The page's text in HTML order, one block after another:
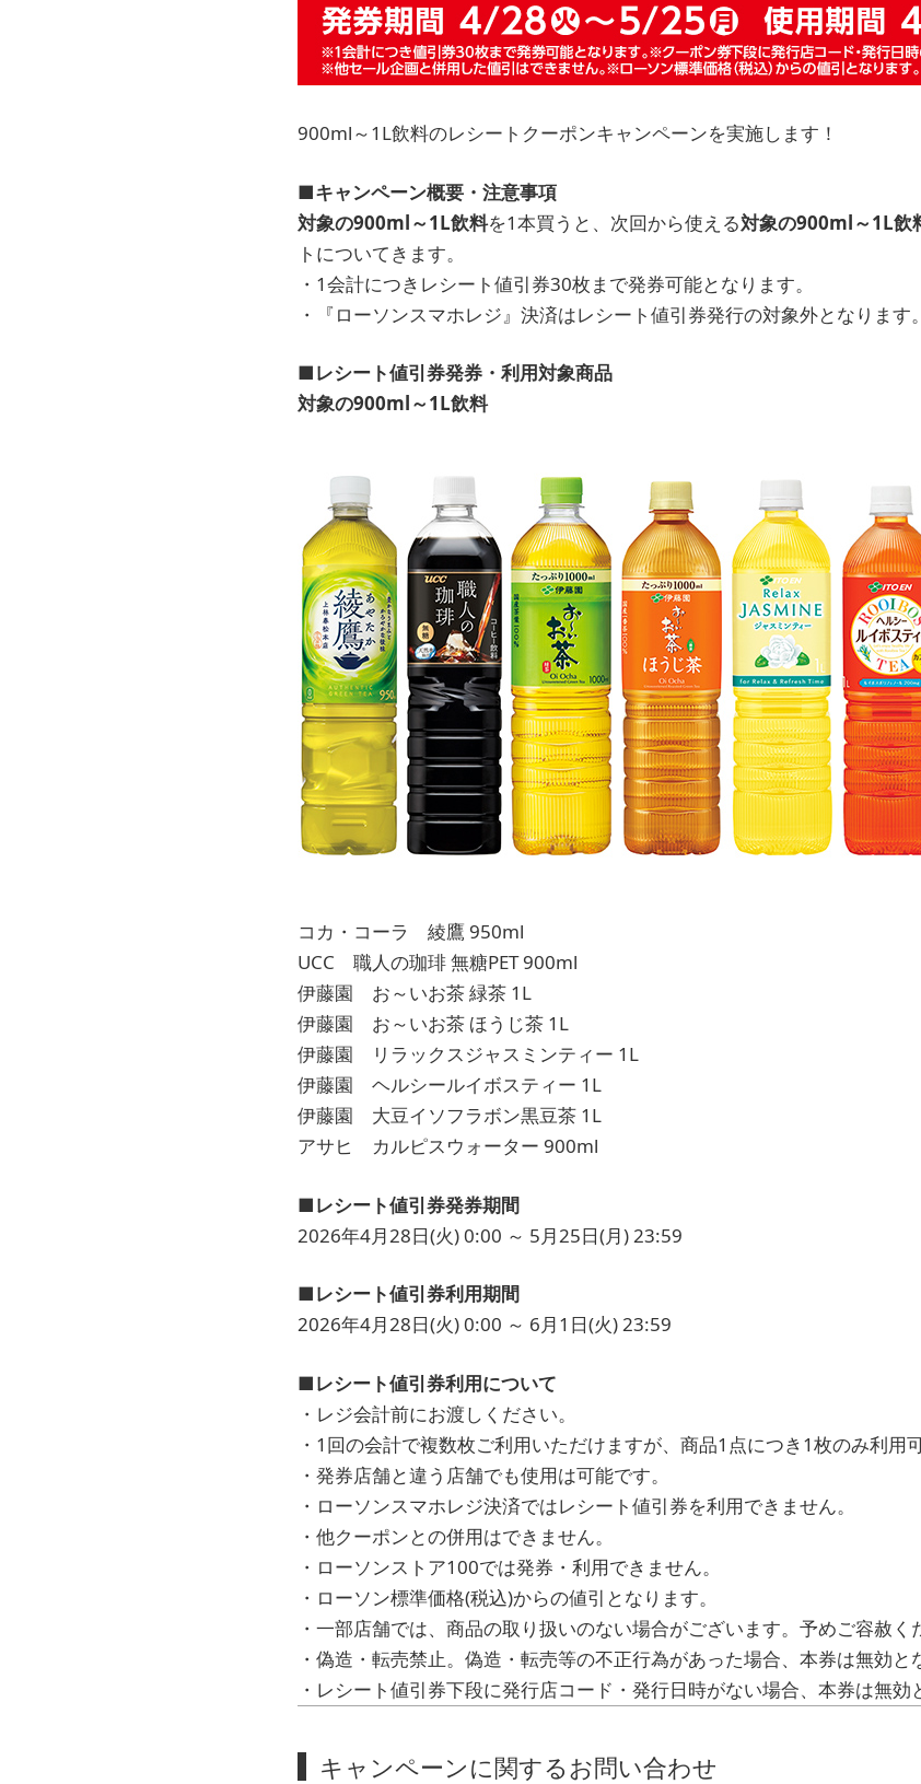
900ml～1L飲料のレシートクーポンキャンペーンを実施します！
■キャンペーン概要・注意事項
対象の900ml～1L飲料を1本買うと、次回から使える対象の900ml～1L飲
トについてきます。
・1会計につきレシート値引券30枚まで発券可能となります。
・『ローソンスマホレジ』決済はレシート値引券発行の対象外となります。
■レシート値引券発券・利用対象商品
対象の900ml～1L飲料
コカ・コーラ 綾鷹 950ml
UCC 職人の珈琲 無糖PET 900ml
伊藤園 お～いお茶 緑茶 1L
伊藤園 お～いお茶 ほうじ茶 1L
伊藤園 リラックスジャスミンティー 1L
伊藤園 ヘルシールイボスティー 1L
伊藤園 大豆イソフラボン黒豆茶 1L
アサヒ カルピスウォーター 900ml
■レシート値引券発券期間
2026年4月28日(火) 0:00 ～ 5月25日(月) 23:59
■レシート値引券利用期間
2026年4月28日(火) 0:00 ～ 6月1日(火) 23:59
■レシート値引券利用について
・レジ会計前にお渡しください。
・1回の会計で複数枚ご利用いただけますが、商品1点につき1枚のみ利用可
・発券店舗と違う店舗でも使用は可能です。
・ローソンスマホレジ決済ではレシート値引券を利用できません。
・他クーポンとの併用はできません。
・ローソンストア100では発券・利用できません。
・ローソン標準価格(税込)からの値引となります。
・一部店舗では、商品の取り扱いのない場合がございます。予めご容赦く
・偽造・転売禁止。偽造・転売等の不正行為があった場合、本券は無効と
・レシート値引券下段に発行店コード・発行日時がない場合、本券は無効
キャンペーンに関するお問い合わせ